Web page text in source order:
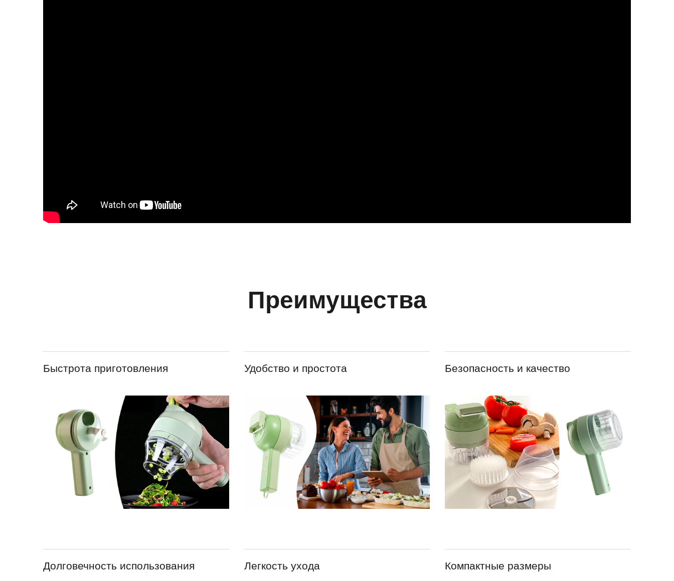
Преимущества
Быстрота приготовления Удобство и простота Безопасность и качество
Долговечность использования Легкость ухода Компактные размеры